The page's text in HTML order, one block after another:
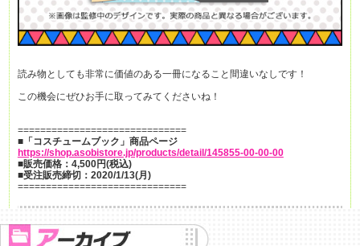
読み物としても非常に価値のある一冊になること間違いなしです！
この機会にぜひお手に取ってみてくださいね！
==============================
■「コスチュームブック」商品ページ
https://shop.asobistore.jp/products/detail/145855-00-00-00
■販売価格：4,500円(税込)
■受注販売締切：2020/1/13(月)
==============================